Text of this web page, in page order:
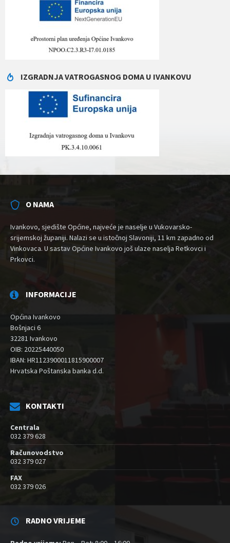
IZGRADNJA VATROGASNOG DOMA U IVANKOVU
O NAMA
Ivankovo, sjedište Općine, najveće je naselje u Vukovarsko-
srijemskoj županiji. Nalazi se u istočnoj Slavoniji, 11 km zapadno od
Vinkovaca. U sastav Općine Ivankovo još ulaze naselja Retkovci i
Prkovci.
INFORMACIJE
Općina Ivankovo
Bošnjaci 6
32281 Ivankovo
OIB: 20225440050
IBAN: HR1123900011815900007
Hrvatska Poštanska banka d.d.
KONTAKTI
Centrala
032 379 628
Računovodstvo
032 379 027
FAX
032 379 026
RADNO VRIJEME